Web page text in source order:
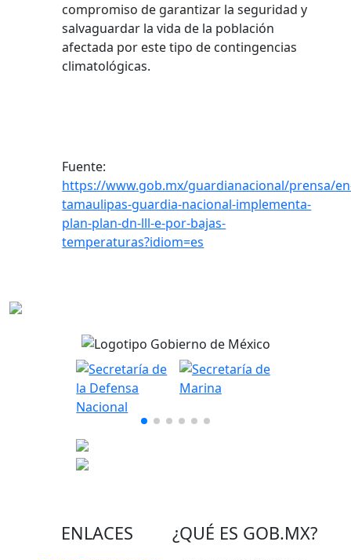
compromiso de garantizar la seguridad y
salvaguardar la vida de la población
afectada por este tipo de contingencias
climatológicas.
Fuente:
https://www.gob.mx/guardianacional/prensa/
tamaulipas-guardia-nacional-implementa-
plan-plan-dn-lll-e-por-bajas-
temperaturas?idiom=es
ENLACES ¿QUÉ ES GOB.MX?